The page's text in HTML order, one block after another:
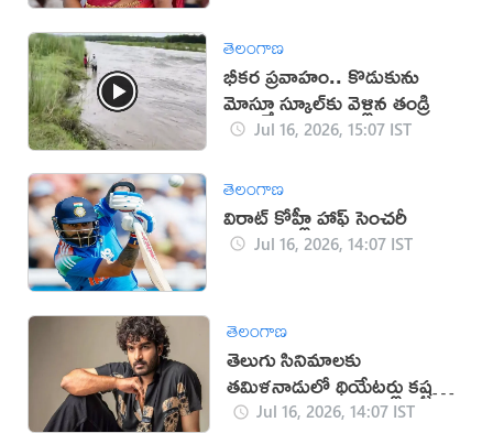
తెలంగాణ
భీకర ప్రవాహం.. కొడుకును
మోస్తూ స్కూల్‌కు వెళ్లిన తండ్రి
Jul 16, 2026, 15:07 IST
తెలంగాణ
విరాట్ కోహ్లీ హాఫ్ సెంచరీ
Jul 16, 2026, 14:07 IST
తెలంగాణ
తెలుగు సినిమాలకు
తమిళనాడులో థియేటర్లు కష్టమే:
కిరణ్ అబ్బవరం
Jul 16, 2026, 14:07 IST